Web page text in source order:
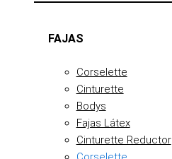
FAJAS
Corselette
Cinturette
Bodys
Fajas Látex
Cinturette Reductor